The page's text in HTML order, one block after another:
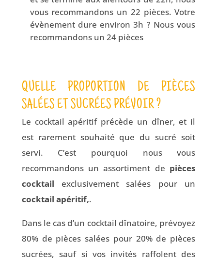
vous recommandons un 22 pièces. Votre
évènement dure environ 3h ? Nous vous
recommandons un 24 pièces
QUELLE PROPORTION DE PIÈCES
SALÉES ET SUCRÉES PRÉVOIR ?
Le cocktail apéritif précède un dîner, et il
est rarement souhaité que du sucré soit
servi. C’est pourquoi nous vous
recommandons un assortiment de pièces
cocktail exclusivement salées pour un
cocktail apéritif,.
Dans le cas d’un cocktail dînatoire, prévoyez
80% de pièces salées pour 20% de pièces
sucrées, sauf si vos invités raffolent des